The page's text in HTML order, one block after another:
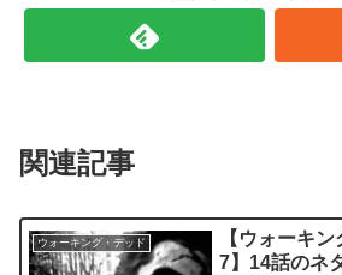
関連記事
ウォーキング・デッド
【ウォーキ
7】14話のネ